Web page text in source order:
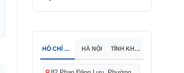
HỒ CHÍ MINH HÀ NỘI TỈNH KHÁC